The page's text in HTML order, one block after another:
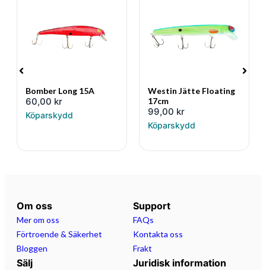
Bomber Long 15A
60,00 kr
Köparskydd
Westin Jätte Floating
17cm
99,00 kr
Köparskydd
Om oss
Mer om oss
Förtroende & Säkerhet
Bloggen
Support
FAQs
Kontakta oss
Frakt
Sälj Juridisk information